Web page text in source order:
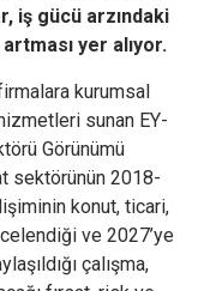
iş gücü arzındaki
yer alıyor.
kurumsal
sunan EY-
Görünümü
sektörünün 2018-
konut, ticari,
ve 2027’ye
çalışma,